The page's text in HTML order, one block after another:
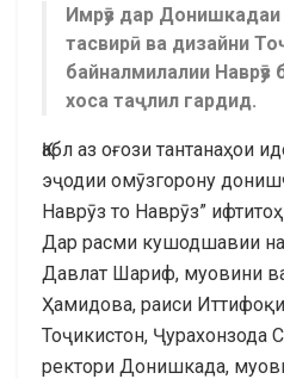
Имрӯз дар
тасвирӣ ва дизайни
байналмилалии
хоса таҷлил гардид.
Қабл аз оғози тантанаҳои
эҷодии омӯзгорону
Наврӯз то Наврӯз”
Дар расми кушодшавии
Давлат Шариф, муовини
Ҳамидова, раиси
Тоҷикистон,
ректори Донишкада,